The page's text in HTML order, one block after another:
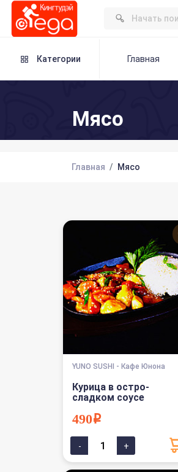
Категории Главная
Мясо
Главная Мясо
YUNO SUSHI - Кафе Юнона
Курица в остро-
сладком соусе
490i